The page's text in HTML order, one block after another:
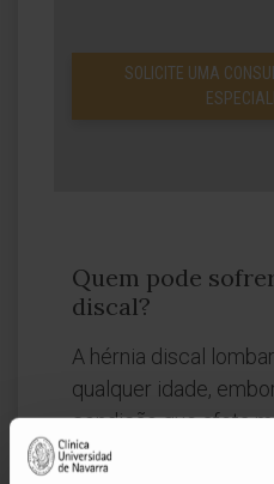
SOLICITE UMA
Quem pode
discal?
A hérnia discal
qualquer idade,
condição que afeta
pessoas entre os 30